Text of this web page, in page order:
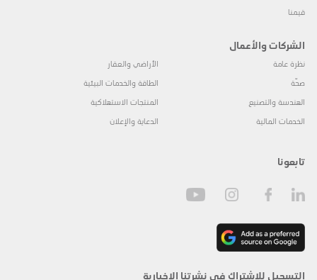
قيمنا
الشركات والأعمال
نظرة عامة
صحّة
الهندسة والتصنيع
الخدمات المالية
الأراضي والعقار
الطاقة والخدمات البيئية
المنتجات الاستهلاكية
الدعاية والإعلان
تابعونا
التسجيل للاشتراك في نشرتنا الإخبارية